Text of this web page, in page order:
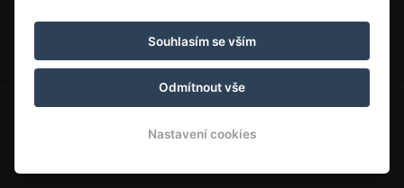
Souhlasím se vším
Odmítnout vše
Nastavení cookies